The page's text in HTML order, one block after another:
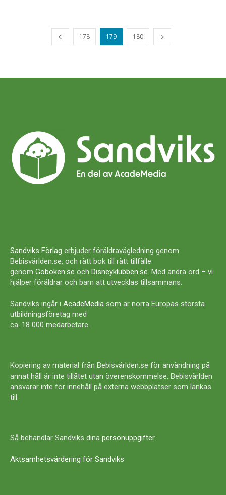
178 179 180
Sandviks Förlag erbjuder föräldravägledning genom
Bebisvärlden.se, och rätt bok till rätt tillfälle
genom Goboken.se och Disneyklubben.se. Med andra ord – vi
hjälper föräldrar och barn att utvecklas tillsammans.
Sandviks ingår i AcadeMedia som är norra Europas största
utbildningsföretag med
ca. 18 000 medarbetare.
Kopiering av material från Bebisvärlden.se för användning på
annat håll är inte tillåtet utan överenskommelse. Bebisvärlden
ansvarar inte för innehåll på externa webbplatser som länkas
till.
Så behandlar Sandviks dina personuppgifter.
Aktsamhetsvärdering för Sandviks